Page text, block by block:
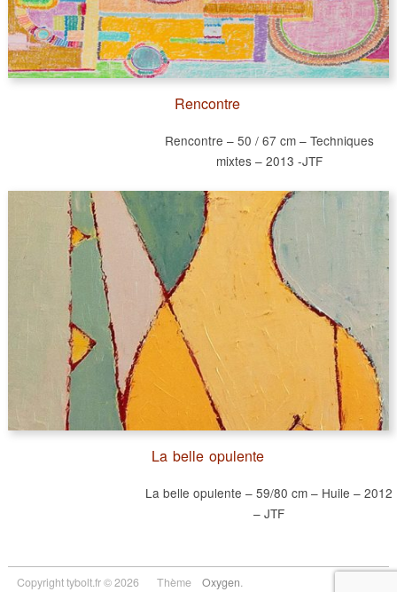
Rencontre
Rencontre – 50 / 67 cm – Techniques
mixtes – 2013 -JTF
La belle opulente
La belle opulente – 59/80 cm – Huile – 2012
– JTF
Copyright tybolt.fr © 2026 Thème Oxygen.